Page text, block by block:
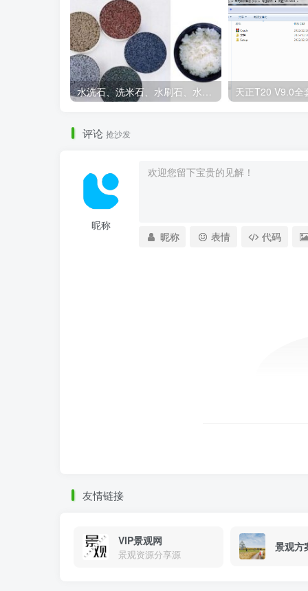
景观材料
水洗石、洗米石、水刷石、水磨石、胶粘石傻傻分不清楚
评论 抢沙发
昵称
昵称
表情 代码
友情链接
VIP景观网
景观资源分享源
景观方